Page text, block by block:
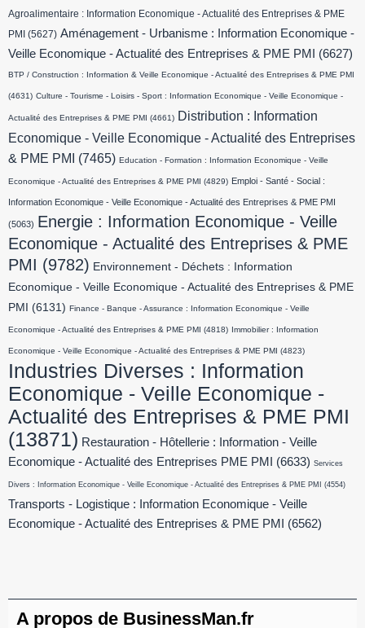
Agroalimentaire : Information Economique - Actualité des Entreprises & PME
PMI (5627) Aménagement - Urbanisme : Information Economique -
Veille Economique - Actualité des Entreprises & PME PMI
(6627)
BTP / Construction : Information & Veille Economique - Actualité des Entreprises & PME PMI
(4631) Culture - Tourisme - Loisirs - Sport : Information Economique - Veille Economique -
Actualité des Entreprises & PME PMI (4661) Distribution : Information
Economique - Veille Economique - Actualité des Entreprises
& PME PMI
(7465) Education - Formation : Information Economique - Veille
Economique - Actualité des Entreprises & PME PMI (4829) Emploi - Santé - Social :
Information Economique - Veille Economique - Actualité des Entreprises & PME PMI
(5063) Energie : Information Economique - Veille
Economique - Actualité des Entreprises & PME
PMI (9782) Environnement - Déchets : Information
Economique - Veille Economique - Actualité des Entreprises & PME
PMI
(6131) Finance - Banque - Assurance : Information Economique - Veille
Economique - Actualité des Entreprises & PME PMI (4818) Immobilier : Information
Economique - Veille Economique - Actualité des Entreprises & PME PMI (4823)
Industries Diverses : Information
Economique - Veille Economique -
Actualité des Entreprises & PME PMI
(13871) Restauration - Hôtellerie : Information - Veille
Economique - Actualité des Entreprises PME PMI
(6633) Services
Divers : Information Economique - Veille Economique - Actualité des Entreprises & PME PMI (4554)
Transports - Logistique : Information Economique - Veille
Economique - Actualité des Entreprises & PME PMI
(6562)
A propos de BusinessMan.fr